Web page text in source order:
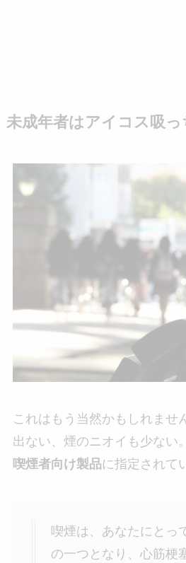
未成年者はアイコス吸っ
これはもう当然かもしれませ
出ない、煙のニオイも少ない
喫煙者向け製品に指定されて
喫煙は、あなたにとっ
の一つとなり、心筋梗